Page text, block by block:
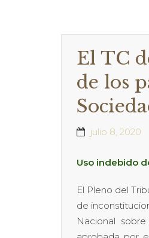
El TC
de los
julio 8, 2020
Uso indebido
El Pleno del
de
Nacional